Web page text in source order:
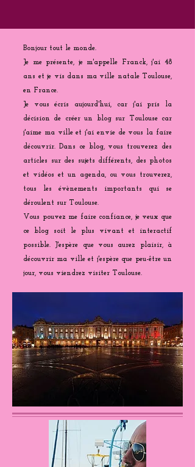
Bonjour tout le monde.
Je me présente, je m'appelle Franck, j'ai 48
ans et je vis dans ma ville natale Toulouse,
en France.
Je vous écris aujourd'hui, car j'ai pris la
décision de créer un blog sur Toulouse car
j'aime ma ville et j'ai envie de vous la faire
découvrir. Dans ce blog, vous trouverez des
articles sur des sujets différents, des photos
et vidéos et un agenda, ou vous trouverez,
tous les évènements importants qui se
déroulent sur Toulouse.
Vous pouvez me faire confiance, je veux que
ce blog soit le plus vivant et interactif
possible. J'espère que vous aurez plaisir, à
découvrir ma ville et j'espère que peu-être un
jour, vous viendrez visiter Toulouse.